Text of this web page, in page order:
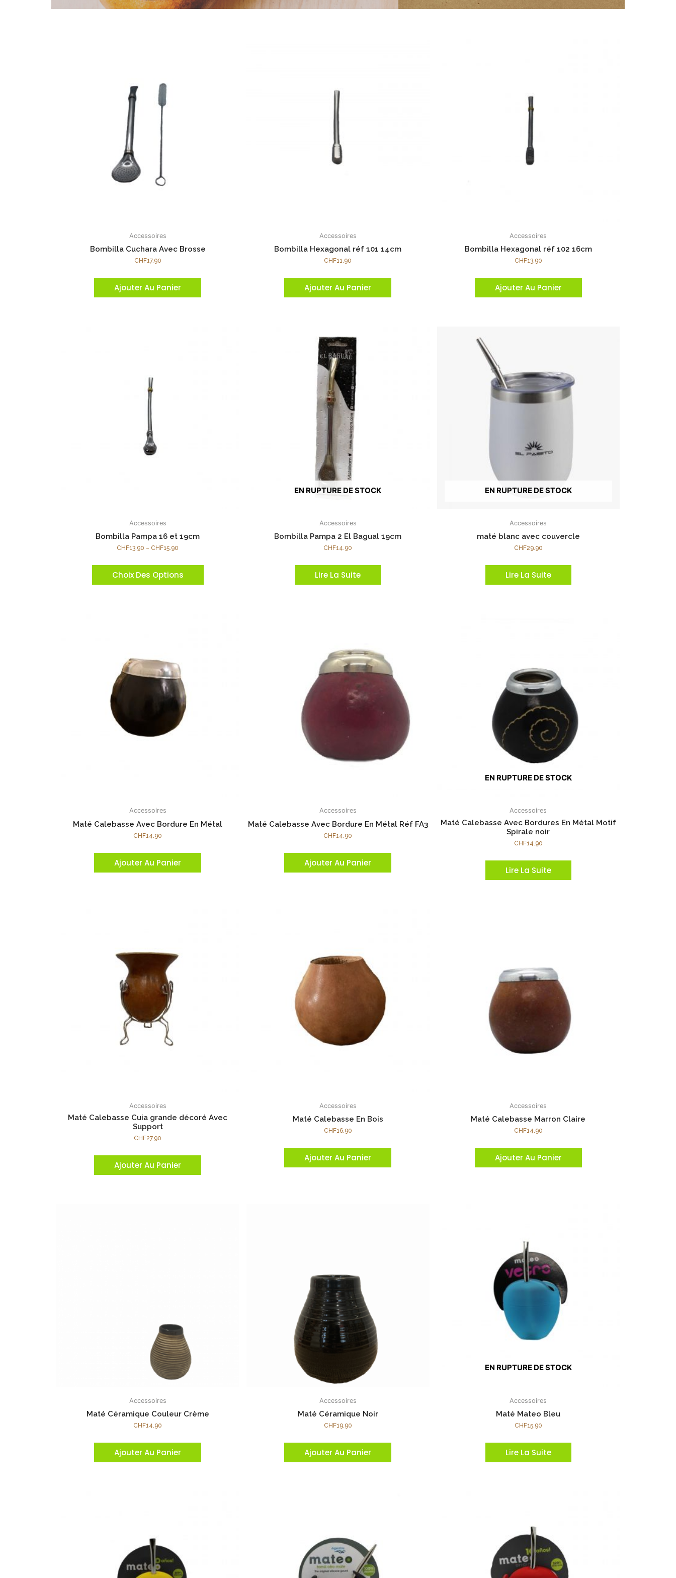
Accessoires
Bombilla Cuchara Avec Brosse
CHF17.90
Ajouter Au Panier
Accessoires
Bombilla Hexagonal réf 101 14cm
CHF11.90
Ajouter Au Panier
Accessoires
Bombilla Hexagonal réf 102 16cm
CHF13.90
Ajouter Au Panier
Accessoires
Bombilla Pampa 16 et 19cm
CHF13.90 – CHF15.90
Choix Des Options
EN RUPTURE DE STOCK
Accessoires
Bombilla Pampa 2 El Bagual 19cm
CHF14.90
Lire La Suite
EN RUPTURE DE STOCK
Accessoires
maté blanc avec couvercle
CHF29.90
Lire La Suite
Accessoires
Maté Calebasse Avec Bordure En Métal
CHF14.90
Ajouter Au Panier
Accessoires
Maté Calebasse Avec Bordure En Métal Réf FA3
CHF14.90
Ajouter Au Panier
EN RUPTURE DE STOCK
Accessoires
Maté Calebasse Avec Bordures En Métal Motif
Spirale noir
CHF14.90
Lire La Suite
Accessoires
Maté Calebasse Cuia grande décoré Avec
Support
CHF27.90
Ajouter Au Panier
Accessoires
Maté Calebasse En Bois
CHF16.90
Ajouter Au Panier
Accessoires
Maté Calebasse Marron Claire
CHF14.90
Ajouter Au Panier
Accessoires
Maté Céramique Couleur Crème
CHF14.90
Ajouter Au Panier
Accessoires
Maté Céramique Noir
CHF19.90
Ajouter Au Panier
EN RUPTURE DE STOCK
Accessoires
Maté Mateo Bleu
CHF15.90
Lire La Suite